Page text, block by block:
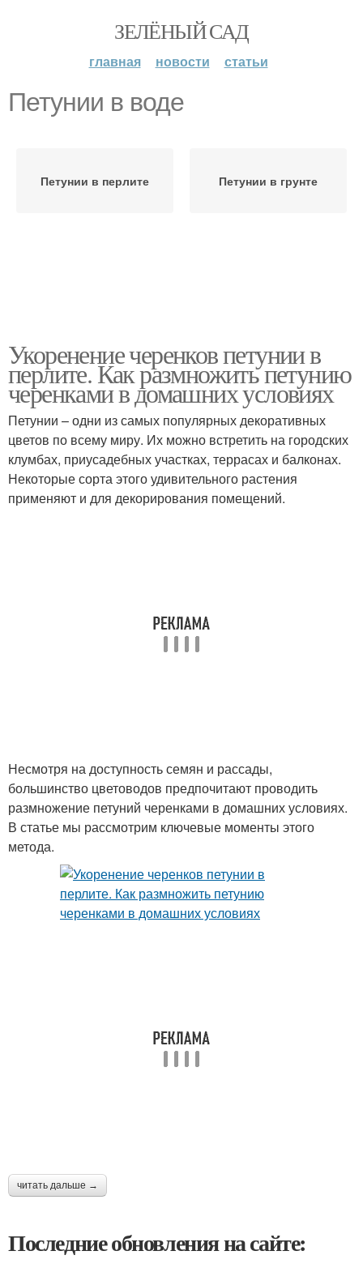
ЗЕЛЁНЫЙ САД
главная новости статьи
Петунии в воде
Петунии в перлите Петунии в грунте
Укоренение черенков петунии в
перлите. Как размножить петунию
черенками в домашних условиях
Петунии – одни из самых популярных декоративных
цветов по всему миру. Их можно встретить на городских
клумбах, приусадебных участках, террасах и балконах.
Некоторые сорта этого удивительного растения
применяют и для декорирования помещений.
Несмотря на доступность семян и рассады,
большинство цветоводов предпочитают проводить
размножение петуний черенками в домашних условиях.
В статье мы рассмотрим ключевые моменты этого
метода.
читать дальше →
Последние обновления на сайте: